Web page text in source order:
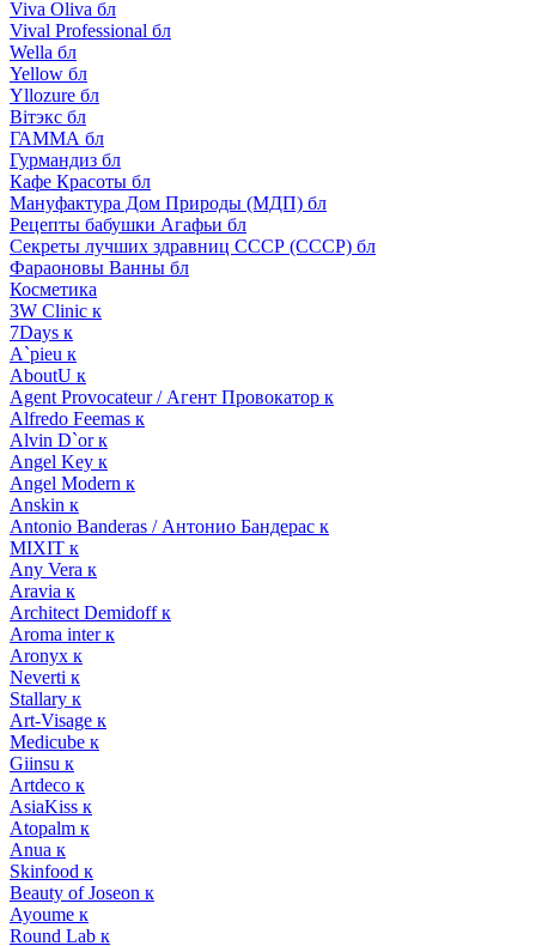
Viva Oliva бл
Vival Professional бл
Wella бл
Yellow бл
Yllozure бл
Вiтэкс бл
ГАММА бл
Гурмандиз бл
Кафе Красоты бл
Мануфактура Дом Природы (МДП) бл
Рецепты бабушки Агафьи бл
Секреты лучших здравниц СССР (СССР) бл
Фараоновы Ванны бл
Косметика
3W Clinic к
7Days к
A`pieu к
AboutU к
Agent Provocateur / Агент Провокатор к
Alfredo Feemas к
Alvin D`or к
Angel Key к
Angel Modern к
Anskin к
Antonio Banderas / Антонио Бандерас к
MIXIT к
Any Vera к
Aravia к
Architect Demidoff к
Aroma inter к
Aronyx к
Neverti к
Stallary к
Art-Visage к
Medicube к
Giinsu к
Artdeco к
AsiaKiss к
Atopalm к
Anua к
Skinfood к
Beauty of Joseon к
Ayoume к
Round Lab к